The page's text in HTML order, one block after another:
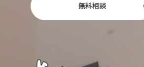
無料相談